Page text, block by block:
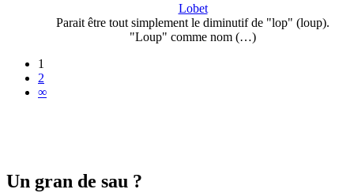
Lobet
Parait être tout simplement le diminutif de "lop" (loup).
"Loup" comme nom (…)
1
2
∞
Un gran de sau ?